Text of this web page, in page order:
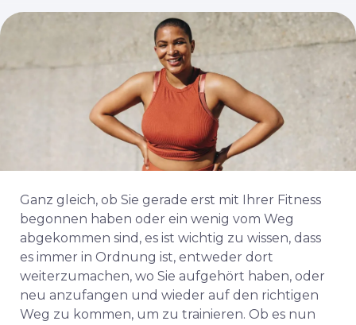
Ganz gleich, ob Sie gerade erst mit Ihrer Fitness
begonnen haben oder ein wenig vom Weg
abgekommen sind, es ist wichtig zu wissen, dass
es immer in Ordnung ist, entweder dort
weiterzumachen, wo Sie aufgehört haben, oder
neu anzufangen und wieder auf den richtigen
Weg zu kommen, um zu trainieren. Ob es nun